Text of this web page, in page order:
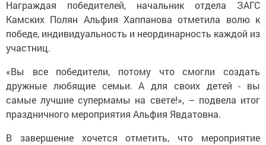
Награждая победителей, начальник отдела ЗАГС
Камских Полян Альфия Хаппанова отметила волю к
победе, индивидуальность и неординарность каждой из
участниц.
«Вы все победители, потому что смогли создать
дружные любящие семьи. А для своих детей - вы
самые лучшие супермамы на свете!», – подвела итог
праздничного мероприятия Альфия Явдатовна.
В завершение хочется отметить, что мероприятие